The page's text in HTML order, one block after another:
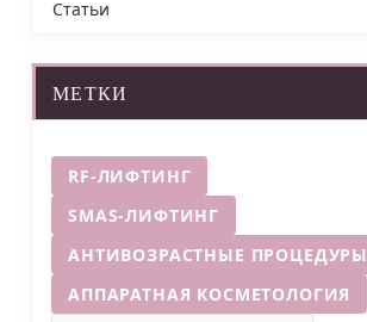
Статьи
МЕТКИ
RF-ЛИФТИНГ
SMAS-ЛИФТИНГ
АНТИВОЗРАСТНЫЕ ПРОЦЕДУРЫ
АППАРАТНАЯ КОСМЕТОЛОГИЯ